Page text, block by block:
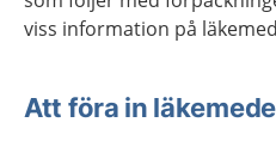
viss information på
Att föra in